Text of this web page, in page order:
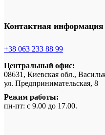
Контактная информация
+38 063 233 88 99
Центральный офис:
08631, Киевская обл.,
ул. Предпринимательская, 8
Режим работы:
пн-пт: с 9.00 до 17.00.